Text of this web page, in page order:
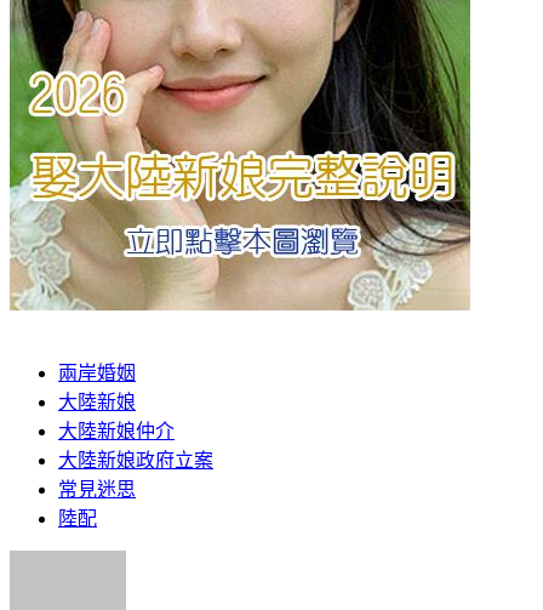
兩岸婚姻
大陸新娘
大陸新娘仲介
大陸新娘政府立案
常見迷思
陸配